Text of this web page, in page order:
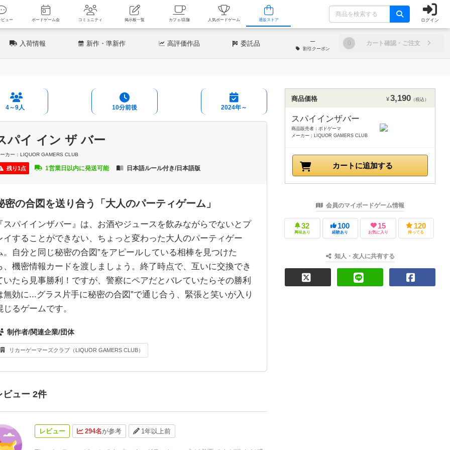
新着レビュー ボードゲーム会 コミュニティ 掲示板一覧 カフェ/店舗 人気ボードゲーム 通販ストア ログイン
入荷情報 新作 ・準新作 高評価作品 委託品 ─
割引 クーポン
0 カート確認・ご注文
4～9人 10分前後 2024年～
パイ イン ザ バー
カー：LIQUOR GAMERS CLUB
残り1点 1営業日以内に発送可能 日本語ルール付き/日本語版
密の合図を送り合う「大人のパーティゲーム」
スパイインザバー』は、お酒やジュースを飲みながらでないとプ
イすることができない、ちょっと変わった⼤⼈のパーティゲー
。⾃分と同じ秘密の合図”をアピールしている相棒を⾒つけた
、機密情報カードを渡しましょう。終了時点で、互いに交換でき
いたら⾒事勝利！ですが、警察にペアだとバレていたらその勝利
無効に...グラス⽚⼿に秘密の合図”で通じ合う、緊張と笑いが⼊り
じるゲームです。
制作者/関連企業/団体
リカーゲーマーズクラブ（LIQUOR GAMERS CLUB）
ビュー 2件
レビュー 294名が参考 1年以上前
商品価格 ¥3,190 （税込）
スパイインザバー
商品販売者：ボドゲーマ
メーカー：LIQUOR GAMERS CLUB
カートに追加する
会員のマイボードゲーム情報
32
興味あり
100
経験あり
15
お気に入り
120
持ってる
知人・友人に共有する